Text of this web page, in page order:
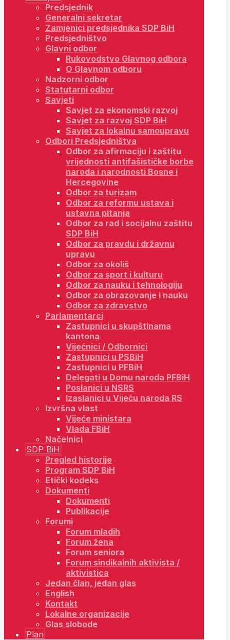
Predsjednik
Generalni sekretar
Zamjenici predsjednika SDP BiH
Predsjedništvo
Glavni odbor
Rukovodstvo Glavnog odbora
O Glavnom odboru
Nadzorni odbor
Statutarni odbor
Savjeti
Savjet za ekonomski razvoj
Savjet za razvoj SDP BiH
Savjet za lokalnu samoupravu
Odbori Predsjedništva
Odbor za afirmaciju i zaštitu
vrijednosti antifašističke borbe
naroda i narodnosti Bosne i
Hercegovine
Odbor za turizam
Odbor za reformu ustava i
ustavna pitanja
Odbor za rad i socijalnu zaštitu
SDP BiH
Odbor za pravdu i državnu
upravu
Odbor za okoliš
Odbor za sport i kulturu
Odbor za nauku i tehnologiju
Odbor za obrazovanje i nauku
Odbor za zdravstvo
Parlamentarci
Zastupnici u skupštinama
kantona
Vijećnici / Odbornici
Zastupnici u PSBiH
Zastupnici u PFBiH
Delegati u Domu naroda PFBiH
Poslanici u NSRS
Izaslanici u Vijeću naroda RS
Izvršna vlast
Vijeće ministara
Vlada FBiH
Načelnici
SDP BiH
Pregled historije
Program SDP BiH
Etički kodeks
Dokumenti
Dokumenti
Publikacije
Forumi
Forum mladih
Forum žena
Forum seniora
Forum sindikalnih aktivista /
aktivistica
Jedan član, jedan glas
English
Kontakt
Lokalne organizacije
Glas slobode
Plan